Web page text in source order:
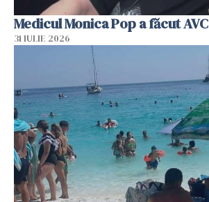
Medicul Monica Pop a făcut AVC
31 IULIE 2026